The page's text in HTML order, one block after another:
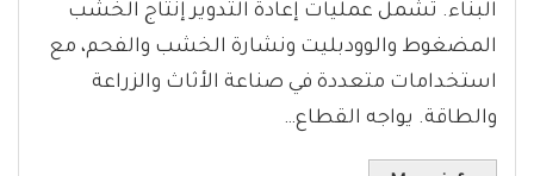
البناء. تشمل عمليات إعادة التدوير إنتاج الخشب
المضغوط والوودبليت ونشارة الخشب والفحم، مع
استخدامات متعددة في صناعة الأثاث والزراعة
والطاقة. يواجه القطاع…